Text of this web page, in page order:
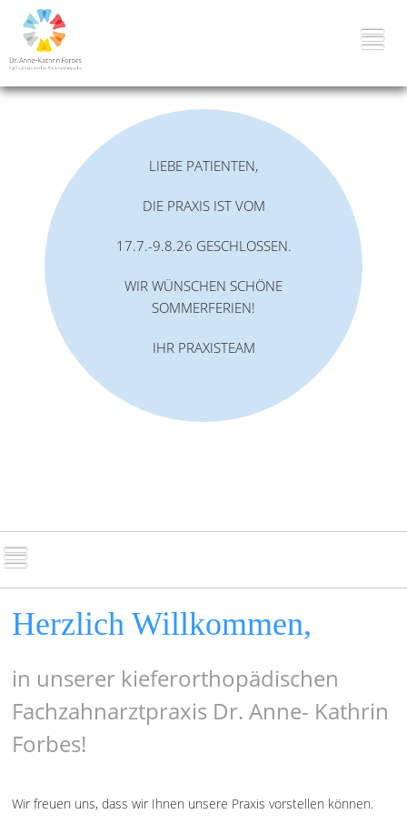
LIEBE PATIENTEN,
DIE PRAXIS IST VOM
17.7.-9.8.26 GESCHLOSSEN.
WIR WÜNSCHEN SCHÖNE
SOMMERFERIEN!
IHR PRAXISTEAM
Herzlich Willkommen,
in unserer kieferorthopädischen
Fachzahnarztpraxis Dr. Anne- Kathrin
Forbes!
Wir freuen uns, dass wir Ihnen unsere Praxis vorstellen können.